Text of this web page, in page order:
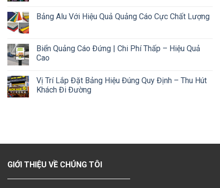
Bảng Alu Với Hiệu Quả Quảng Cáo Cực Chất Lượng
Biển Quảng Cáo Đứng | Chi Phí Thấp – Hiệu Quả
Cao
Vị Trí Lắp Đặt Bảng Hiệu Đúng Quy Định – Thu Hút
Khách Đi Đường
GIỚI THIỆU VỀ CHÚNG TÔI